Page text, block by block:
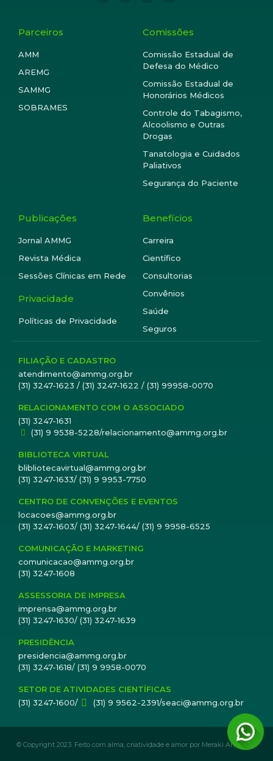
Parceiros
AMM
AREMG
SAMMG
SOBRAMES
Comissões
Comissão Estadual de
Defesa do Médico
Comissão Estadual de
Honorários Médicos
Controle do Tabagismo,
Alcoolismo e Outras
Drogas
Tanatologia e Cuidados
Paliativos
Segurança do Paciente
Publicações
Jornal AMMG
Revista Médica
Sessões Clínicas em Rede
Privacidade
Políticas de Privacidade
Benefícios
Carreira
Científico
Consultorias
Convênios
Saúde
Seguros
FILIAÇÃO E CADASTRO
atendimento@ammg.org.br
(31) 3247-1623 / (31) 3247-1622 / (31) 99958-0070
RELACIONAMENTO COM O ASSOCIADO
(31) 3247-1631
(31) 9 9538-5228/relacionamento@ammg.org.br
BIBLIOTECA VIRTUAL
blibliotecavirtual@ammg.org.br
(31) 3247-1633/ (31) 9 9953-7750
CENTRO DE CONVENÇÕES E EVENTOS
locacoes@ammg.org.br
(31) 3247-1603/ (31) 3247-1644/ (31) 9 9958-6525
COMUNICAÇÃO E MARKETING
comunicacao@ammg.org.br
(31) 3247-1608
ASSESSORIA DE IMPRESA
imprensa@ammg.org.br
(31) 3247-1630/ (31) 3247-1639
PRESIDÊNCIA
presidencia@ammg.org.br
(31) 3247-1618/ (31) 9 9958-0070
SETOR DE ATIVIDADES CIENTÍFICAS
(31) 3247-1600/
(31) 9 9562-2391/seaci@ammg.org.br
© Copyright 2023. Feito com alma, criatividade e amor por Meraki Analytics.